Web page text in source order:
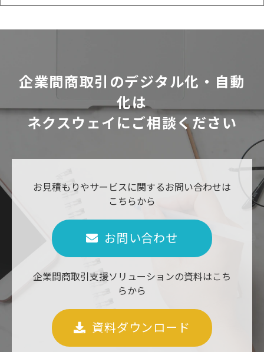
企業間商取引のデジタル化・自動
化は
ネクスウェイにご相談ください
お見積もりやサービスに関するお問い合わせは
こちらから
お問い合わせ
企業間商取引支援ソリューションの資料はこち
らから
資料ダウンロード